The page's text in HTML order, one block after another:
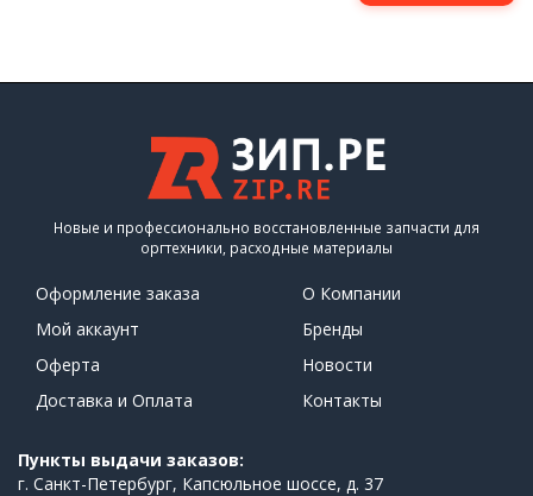
Новые и профессионально восстановленные запчасти для
оргтехники, расходные материалы
Оформление заказа
Мой аккаунт
Оферта
Доставка и Оплата
О Компании
Бренды
Новости
Контакты
Пункты выдачи заказов:
г. Санкт-Петербург, Капсюльное шоссе, д. 37